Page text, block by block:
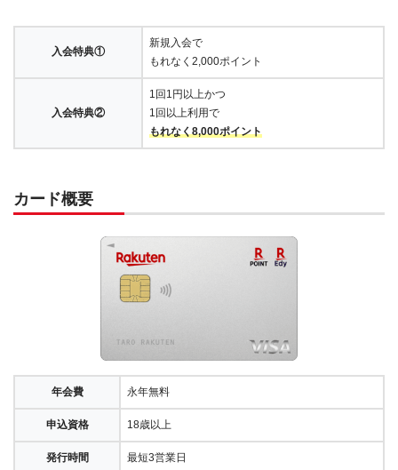
入会特典①
新規入会で
もれなく2,000ポイント
入会特典②
1回1円以上かつ
1回以上利用で
もれなく8,000ポイント
カード概要
年会費 永年無料
申込資格 18歳以上
発行時間 最短3営業日